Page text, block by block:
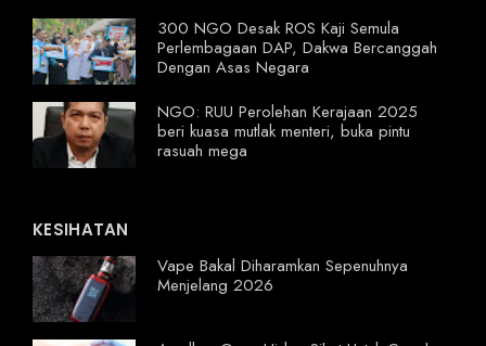
300 NGO Desak ROS Kaji Semula
Perlembagaan DAP, Dakwa Bercanggah
Dengan Asas Negara
NGO: RUU Perolehan Kerajaan 2025
beri kuasa mutlak menteri, buka pintu
rasuah mega
KESIHATAN
Vape Bakal Diharamkan Sepenuhnya
Menjelang 2026